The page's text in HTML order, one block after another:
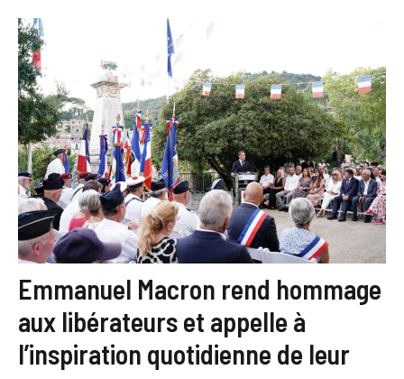
Emmanuel Macron rend hommage
aux libérateurs et appelle à
l’inspiration quotidienne de leur